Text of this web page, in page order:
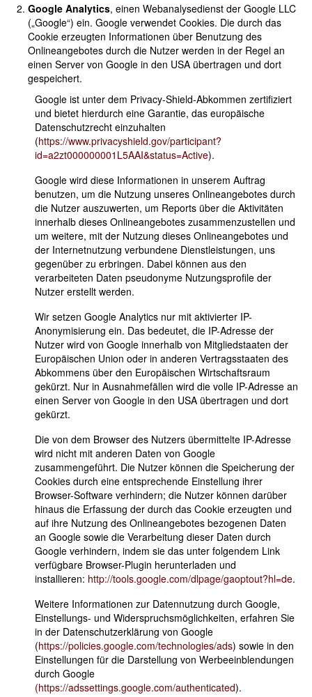
Google Analytics, einen Webanalysedienst der Google LLC
(„Google“) ein. Google verwendet Cookies. Die durch das
Cookie erzeugten Informationen über Benutzung des
Onlineangebotes durch die Nutzer werden in der Regel an
einen Server von Google in den USA übertragen und dort
gespeichert.
Google ist unter dem Privacy-Shield-Abkommen zertifiziert
und bietet hierdurch eine Garantie, das europäische
Datenschutzrecht einzuhalten
(https://www.privacyshield.gov/participant?
id=a2zt000000001L5AAI&status=Active).
Google wird diese Informationen in unserem Auftrag
benutzen, um die Nutzung unseres Onlineangebotes durch
die Nutzer auszuwerten, um Reports über die Aktivitäten
innerhalb dieses Onlineangebotes zusammenzustellen und
um weitere, mit der Nutzung dieses Onlineangebotes und
der Internetnutzung verbundene Dienstleistungen, uns
gegenüber zu erbringen. Dabei können aus den
verarbeiteten Daten pseudonyme Nutzungsprofile der
Nutzer erstellt werden.
Wir setzen Google Analytics nur mit aktivierter IP-
Anonymisierung ein. Das bedeutet, die IP-Adresse der
Nutzer wird von Google innerhalb von Mitgliedstaaten der
Europäischen Union oder in anderen Vertragsstaaten des
Abkommens über den Europäischen Wirtschaftsraum
gekürzt. Nur in Ausnahmefällen wird die volle IP-Adresse an
einen Server von Google in den USA übertragen und dort
gekürzt.
Die von dem Browser des Nutzers übermittelte IP-Adresse
wird nicht mit anderen Daten von Google
zusammengeführt. Die Nutzer können die Speicherung der
Cookies durch eine entsprechende Einstellung ihrer
Browser-Software verhindern; die Nutzer können darüber
hinaus die Erfassung der durch das Cookie erzeugten und
auf ihre Nutzung des Onlineangebotes bezogenen Daten
an Google sowie die Verarbeitung dieser Daten durch
Google verhindern, indem sie das unter folgendem Link
verfügbare Browser-Plugin herunterladen und
installieren: http://tools.google.com/dlpage/gaoptout?hl=de.
Weitere Informationen zur Datennutzung durch Google,
Einstellungs- und Widerspruchsmöglichkeiten, erfahren Sie
in der Datenschutzerklärung von Google
(https://policies.google.com/technologies/ads) sowie in den
Einstellungen für die Darstellung von Werbeeinblendungen
durch Google
(https://adssettings.google.com/authenticated).